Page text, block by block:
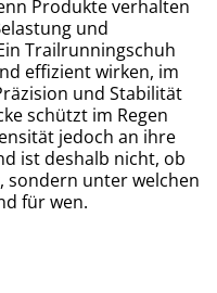
Produkte verhalten
und
Trailrunningschuh
effizient wirken, im
und Stabilität
schützt im Regen
jedoch an ihre
ist deshalb nicht, ob
sondern unter welchen
für wen.